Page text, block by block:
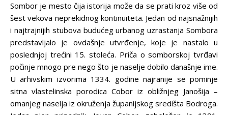
Sombor je mesto čija istorija može da se prati kroz više od
šest vekova neprekidnog kontinuiteta. Jedan od najsnažnijih
i najtrajnijih stubova budućeg urbanog uzrastanja Sombora
predstavljalo je ovdašnje utvrđenje, koje je nastalo u
poslednjoj trećini 15. stoleća. Priča o somborskoj tvrđavi
počinje mnogo pre nego što je naselje dobilo današnje ime.
U arhivskim izvorima 1334. godine najranije se pominje
sitna vlastelinska porodica Cobor iz obližnjeg Janošija –
omanjeg naselja iz okruženja županijskog središta Bodroga.